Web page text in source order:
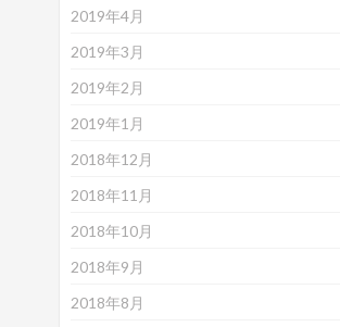
2019年4月
2019年3月
2019年2月
2019年1月
2018年12月
2018年11月
2018年10月
2018年9月
2018年8月